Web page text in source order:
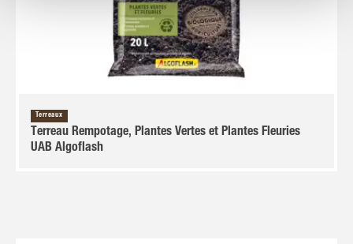
Terreaux
Terreau Rempotage, Plantes Vertes et Plantes Fleuries
UAB Algoflash